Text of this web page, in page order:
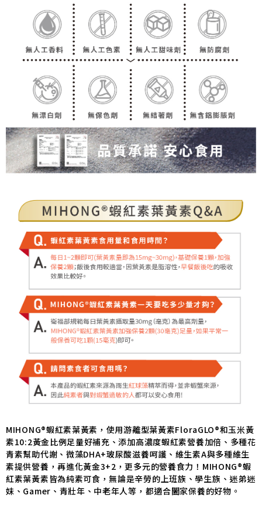
MIHONG®蝦紅素葉黃素，使用游離型葉黃素FloraGLO®和玉米黃
素10:2黃金比例足量好補充、添加高濃度蝦紅素營養加倍、多種花
青素幫助代謝、微藻DHA+玻尿酸滋養呵護、維生素A與多種維生
素提供營養，再進化黃金3+2，更多元的營養食力！MIHONG®蝦
紅素葉黃素皆為純素可食，無論是辛勞的上班族、學生族、迷弟迷
妹、Gamer、青壯年、中老年人等，都適合闔家保養的好物。